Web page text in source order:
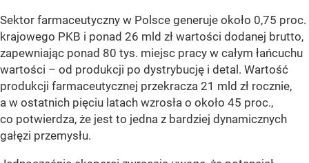
Sektor farmaceutyczny w Polsce generuje około 0,75 proc.
krajowego PKB i ponad 26 mld zł wartości dodanej brutto,
zapewniając ponad 80 tys. miejsc pracy w całym łańcuchu
wartości – od produkcji po dystrybucję i detal. Wartość
produkcji farmaceutycznej przekracza 21 mld zł rocznie,
a w ostatnich pięciu latach wzrosła o około 45 proc.,
co potwierdza, że jest to jedna z bardziej dynamicznych
gałęzi przemysłu.